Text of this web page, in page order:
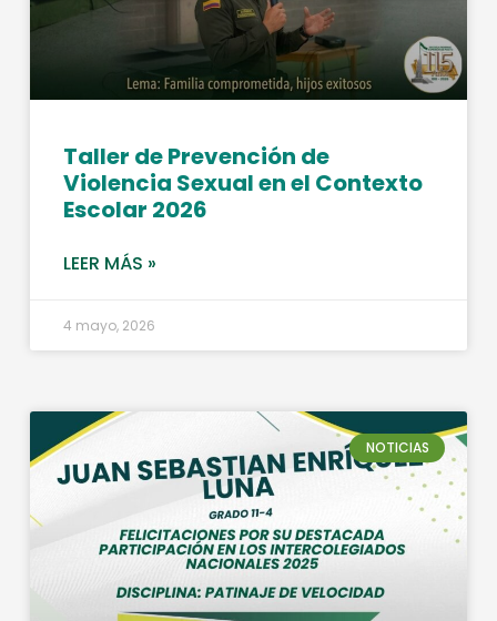
Taller de Prevención de
Violencia Sexual en el Contexto
Escolar 2026
LEER MÁS »
4 mayo, 2026
NOTICIAS